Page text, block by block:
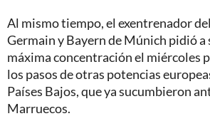
Al mismo tiempo, el exentrenador
Germain y Bayern de Múnich pidió a
máxima concentración el miércoles
los pasos de otras potencias
Países Bajos, que ya sucumbieron
Marruecos.